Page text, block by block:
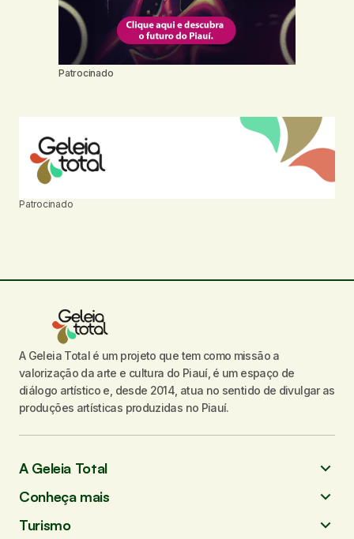
Patrocinado
Patrocinado
A Geleia Total é um projeto que tem como missão a
valorização da arte e cultura do Piauí, é um espaço de
diálogo artístico e, desde 2014, atua no sentido de divulgar as
produções artísticas produzidas no Piauí.
A Geleia Total
Conheça mais
Turismo